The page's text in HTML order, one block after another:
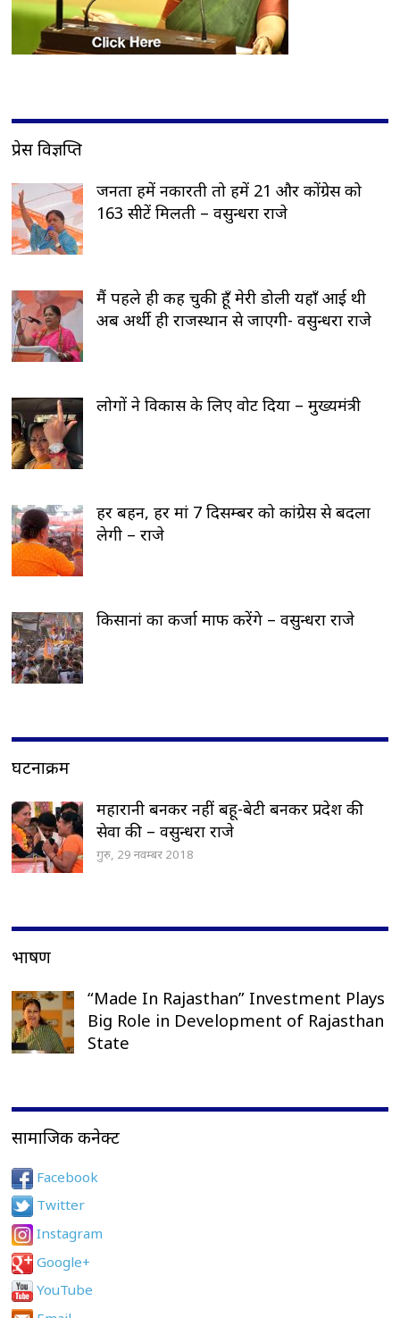
प्रेस विज्ञप्ति
जनता हमें नकारती तो हमें 21 और कोंग्रेस को
163 सीटें मिलती – वसुन्धरा राजे
मैं पहले ही कह चुकी हूँ मेरी डोली यहाँ आई थी
अब अर्थी ही राजस्थान से जाएगी- वसुन्धरा राजे
लोगों ने विकास के लिए वोट दिया – मुख्यमंत्री
हर बहन, हर मां 7 दिसम्बर को कांग्रेस से बदला
लेगी – राजे
किसानां का कर्जा माफ करेंगे – वसुन्धरा राजे
घटनाक्रम
महारानी बनकर नहीं बहू-बेटी बनकर प्रदेश की
सेवा की – वसुन्धरा राजे
गुरु, 29 नवम्बर 2018
भाषण
“Made In Rajasthan” Investment Plays
Big Role in Development of Rajasthan
State
सामाजिक कनेक्ट
Facebook
Twitter
Instagram
Google+
YouTube